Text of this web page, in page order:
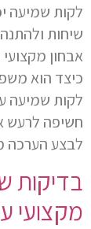
לקות שמיעה
שיחות
אבחון
כיצד הוא
לקות שמיעה
חשיפה לרעש
לבצע הערכה
בדיקות
מקצועי